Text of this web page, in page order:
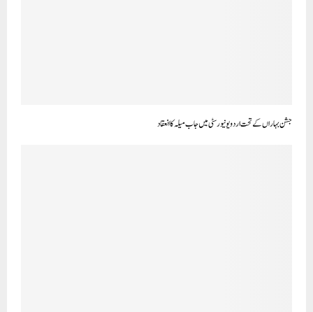
جشن بہاراں کے تحت اردو یونیورسٹی میں جاب میلہ کا انعقاد